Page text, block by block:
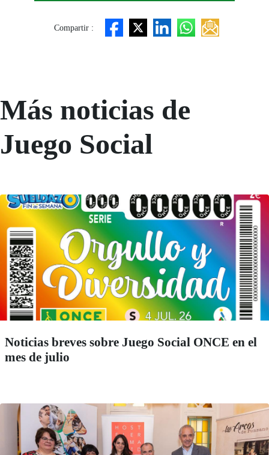
Compartir :
Más noticias de
Juego Social
Noticias breves sobre Juego Social ONCE en el
mes de julio